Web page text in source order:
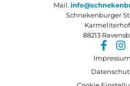
Mail.
Schnekenburger
Karmeliterhof
88213
Impressum